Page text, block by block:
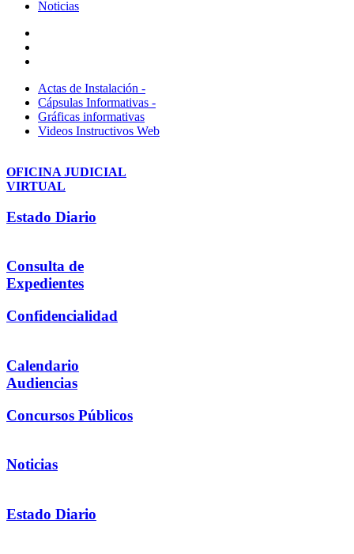
Noticias
Actas de Instalación -
Cápsulas Informativas -
Gráficas informativas
Videos Instructivos Web
OFICINA JUDICIAL
VIRTUAL
Estado Diario
Consulta de
Expedientes
Confidencialidad
Calendario
Audiencias
Concursos Públicos
Noticias
Estado Diario